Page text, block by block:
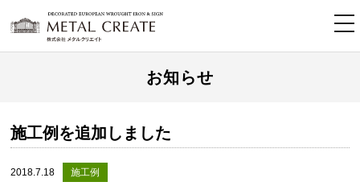
お知らせ
施工例を追加しました
2018.7.18 施工例